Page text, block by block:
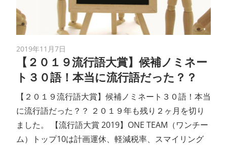
2019年11月7日
【２０１９流行語大賞】候補ノミネー
ト３０語！本当に流行語だった？？
【２０１９流行語大賞】候補ノミネート３０語！本当
に流行語だった？？ ２０１９年も残り２ヶ月を切り
ました。 【流行語大賞 2019】ONE TEAM（ワンチー
ム）トップ10は計画運休、軽減税率、スマイリング